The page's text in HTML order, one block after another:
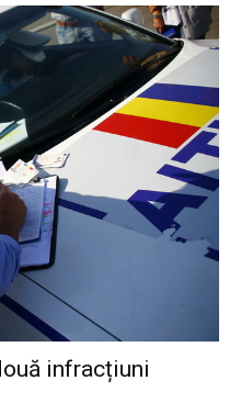
infracțiuni